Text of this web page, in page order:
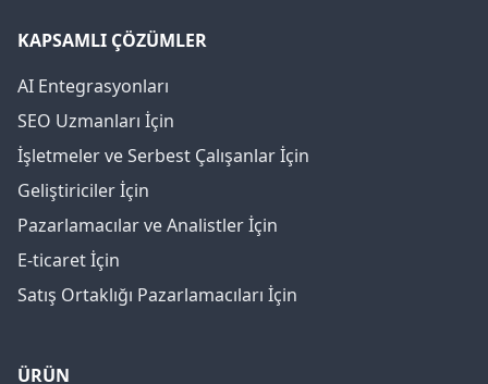
KAPSAMLI ÇÖZÜMLER
AI Entegrasyonları
SEO Uzmanları İçin
İşletmeler ve Serbest Çalışanlar İçin
Geliştiriciler İçin
Pazarlamacılar ve Analistler İçin
E-ticaret İçin
Satış Ortaklığı Pazarlamacıları İçin
ÜRÜN